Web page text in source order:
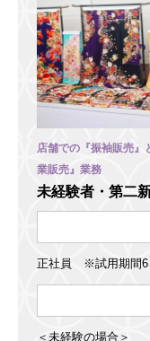
店舗での『振袖販売
業販売』業務
未経験者・第二
正社員 ※試用期間6
＜未経験の場合＞